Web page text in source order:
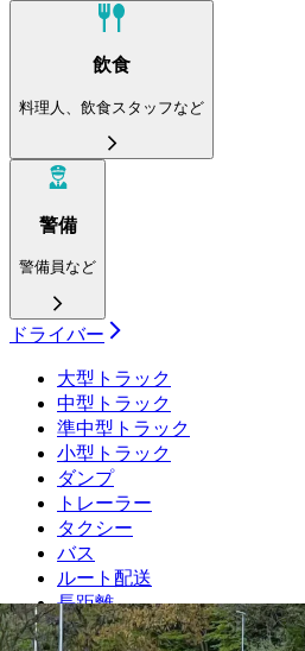
飲食
料理人、飲食スタッフなど
警備
警備員など
ドライバー
大型トラック
中型トラック
準中型トラック
小型トラック
ダンプ
トレーラー
タクシー
バス
ルート配送
長距離